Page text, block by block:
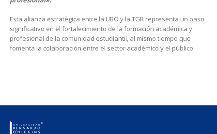
Esta alianza estratégica entre la UBO y la TGR representa un paso
significativo en el fortalecimiento de la formación académica y
profesional de la comunidad estudiantil, al mismo tiempo que
fomenta la colaboración entre el sector académico y el público.